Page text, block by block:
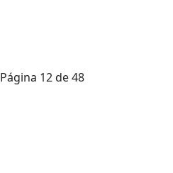
Página 12 de 48